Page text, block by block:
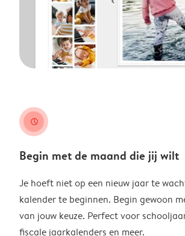
clock
Begin met de maand die jij wilt
Je hoeft niet op een nieuw jaar te
kalender te beginnen. Begin gewoon
van jouw keuze. Perfect voor
fiscale jaarkalenders en meer.